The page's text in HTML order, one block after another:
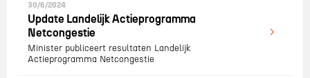
30/6/2024
Update Landelijk Actieprogramma
Netcongestie
Minister publiceert resultaten Landelijk
Actieprogramma Netcongestie